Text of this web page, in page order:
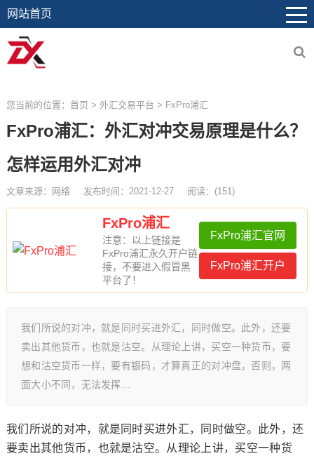
网站首页
您当前的位置： 首页 > 外汇交易平台 > FxPro浦汇
FxPro浦汇：外汇对冲交易原理是什么？
怎样运用外汇对冲
文章来源：网络 发布时间：2021-12-27 阅读： (151)
FxPro浦汇
注意：以上链接是
FxPro浦汇永久开户链
接，不要进入假冒黑
平台了！
FxPro浦汇官网
FxPro浦汇开户
我们所说的对冲，就是同时买进外汇，同时做空。此外，还要
卖出其他货币，也就是沽空。从理论上讲，买空一种货币，要
想和沽空货币一样，要有银码，才算真正的对冲盘，否则，两
面大小不同，无法发挥…
我们所说的对冲，就是同时买进外汇，同时做空。此外，还
要卖出其他货币，也就是沽空。从理论上讲，买空一种货